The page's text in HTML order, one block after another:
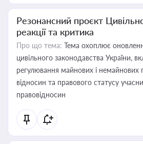
Резонансний проєкт
реакції та критика
Про що тема: Тема охоплює
цивільного законодавства України,
регулювання майнових і немайнових
відносин та правового статусу
правовідносин